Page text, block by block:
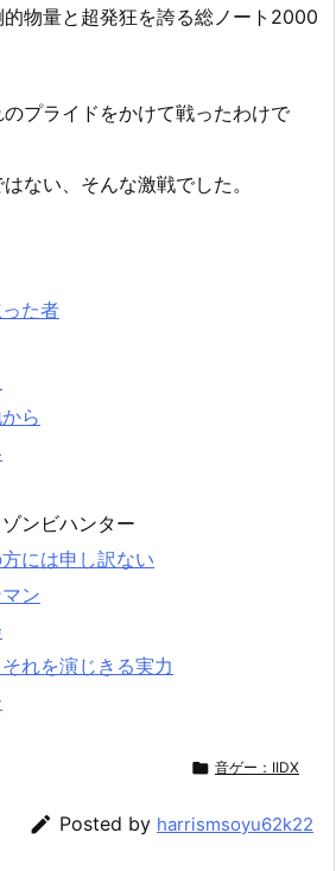
物量と超発狂を誇る総ノート2000
プライドをかけて戦ったわけで
ない、そんな激戦でした。
た者
ら
ンビハンター
には申し訳ない
ン
れを演じきる実力
 音ゲー：IIDX
 Posted by harrismsoyu62k22